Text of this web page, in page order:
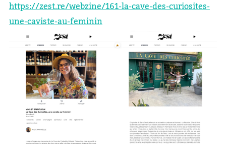
https://zest.re/webzine/161-la-cave-des-curiosites-
une-caviste-au-feminin:
articles
parlent